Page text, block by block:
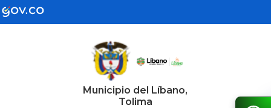
Municipio del Líbano,
Tolima